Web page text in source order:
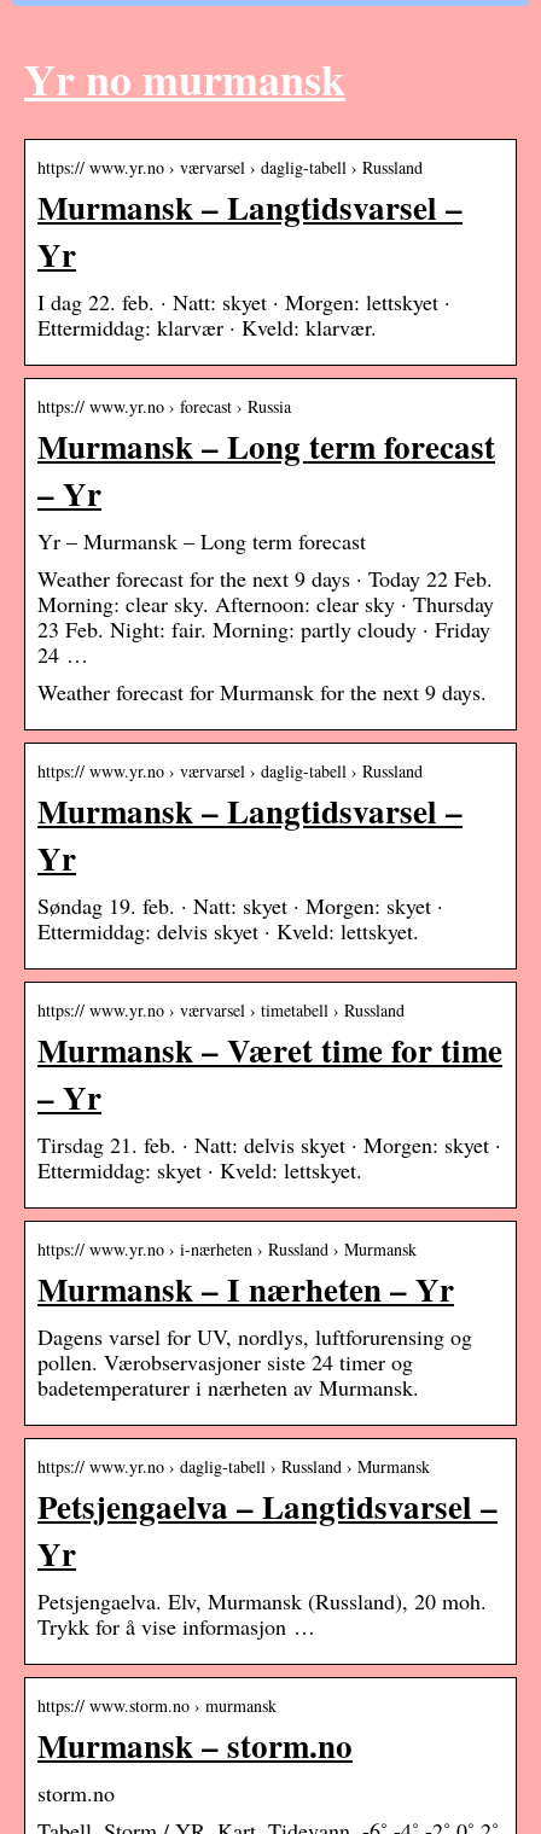
Yr no murmansk
https:// www.yr.no › værvarsel › daglig-tabell › Russland
Murmansk – Langtidsvarsel –
Yr
I dag 22. feb. · Natt: skyet · Morgen: lettskyet ·
Ettermiddag: klarvær · Kveld: klarvær.
https:// www.yr.no › forecast › Russia
Murmansk – Long term forecast
– Yr
Yr – Murmansk – Long term forecast
Weather forecast for the next 9 days · Today 22 Feb.
Morning: clear sky. Afternoon: clear sky · Thursday
23 Feb. Night: fair. Morning: partly cloudy · Friday
24 …
Weather forecast for Murmansk for the next 9 days.
https:// www.yr.no › værvarsel › daglig-tabell › Russland
Murmansk – Langtidsvarsel –
Yr
Søndag 19. feb. · Natt: skyet · Morgen: skyet ·
Ettermiddag: delvis skyet · Kveld: lettskyet.
https:// www.yr.no › værvarsel › timetabell › Russland
Murmansk – Været time for time
– Yr
Tirsdag 21. feb. · Natt: delvis skyet · Morgen: skyet ·
Ettermiddag: skyet · Kveld: lettskyet.
https:// www.yr.no › i-nærheten › Russland › Murmansk
Murmansk – I nærheten – Yr
Dagens varsel for UV, nordlys, luftforurensing og
pollen. Værobservasjoner siste 24 timer og
badetemperaturer i nærheten av Murmansk.
https:// www.yr.no › daglig-tabell › Russland › Murmansk
Petsjengaelva – Langtidsvarsel –
Yr
Petsjengaelva. Elv, Murmansk (Russland), 20 moh.
Trykk for å vise informasjon …
https:// www.storm.no › murmansk
Murmansk – storm.no
storm.no